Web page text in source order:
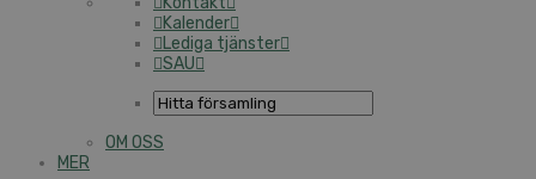
Kalender
Lediga tjänster
SAU
OM OSS
MER